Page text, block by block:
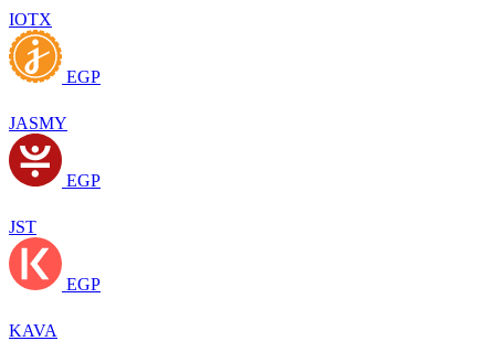
IOTX
EGP
JASMY
EGP
JST
EGP
KAVA